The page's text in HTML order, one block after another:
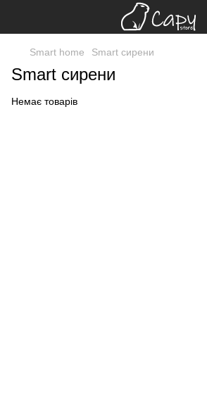
Smart home Smart сирени
Smart сирени
Немає товарів